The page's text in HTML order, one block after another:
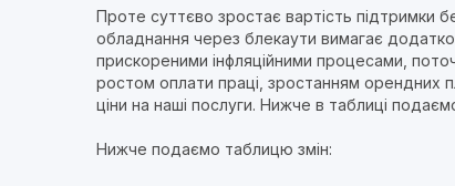
Проте суттєво зростає вартість підтримки
обладнання через блекаути вимагає
прискореними інфляційними процесами,
ростом оплати праці, зростанням орендних
ціни на наші послуги. Нижче в таблиці
Нижче подаємо таблицю змін: